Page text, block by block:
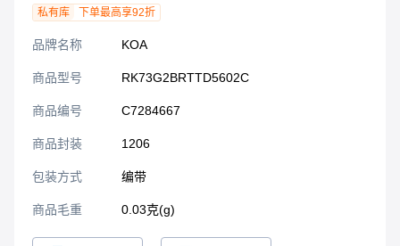
私有库
下单最高享92折
品牌名称 KOA
商品型号 RK73G2BRTTD5602C
商品编号 C7284667
商品封装 1206​
包装方式 编带
商品毛重 0.03克(g)